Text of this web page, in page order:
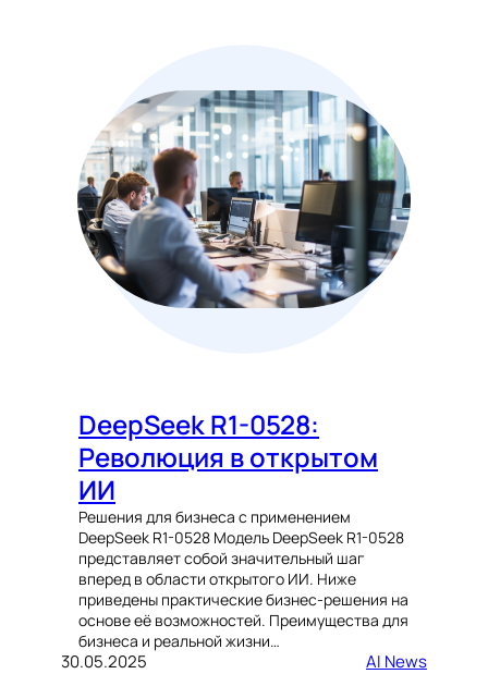
DeepSeek R1-0528:
Революция в открытом
ИИ
Решения для бизнеса с применением
DeepSeek R1-0528 Модель DeepSeek R1-0528
представляет собой значительный шаг
вперед в области открытого ИИ. Ниже
приведены практические бизнес-решения на
основе её возможностей. Преимущества для
бизнеса и реальной жизни…
30.05.2025 AI News